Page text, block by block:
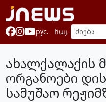
рус. հայ.
ახალქალაქის
ორგანოები
სამუშაო